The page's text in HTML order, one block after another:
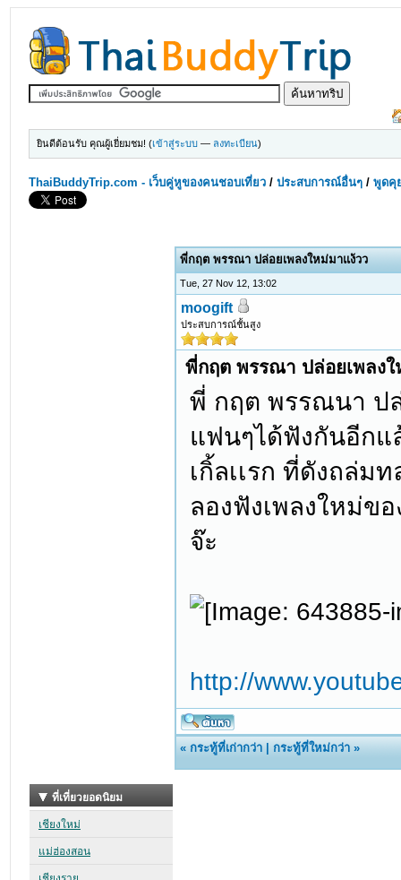
ยินดีต้อนรับ คุณผู้เยี่ยมชม! (เข้าสู่ระบบ — ลงทะเบียน)
ThaiBuddyTrip.com - เว็บคู่หูของคนชอบเที่ยว /ประสบการณ์อื่นๆ /พูดคุ
พี่กฤต พรรณา ปล่อยเพลงใหม่มาแง้วว
Tue, 27 Nov 12, 13:02
moogift
ประสบการณ์ชั้นสูง
พี่กฤต พรรณา ปล่อยเพลง
พี่ กฤต พรรณนา ป
แฟนๆได้ฟังกันอีกแ
เกิ้ลเเรก ที่ดังถล่ม
ลองฟังเพลงใหม่ข
จ๊ะ
http://
«กระทู้ที่เก่ากว่า |กระทู้ที่ใหม่กว่า »